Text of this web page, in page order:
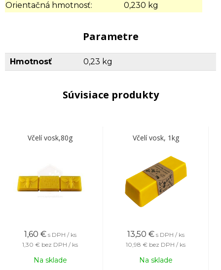
Orientačná hmotnosť:
0,230 kg
Parametre
Hmotnosť 0,23 kg
Súvisiace produkty
Včelí vosk,80g
1,60 € s DPH / ks
1,30 € bez DPH / ks
Na sklade
Včelí vosk, 1kg
13,50 € s DPH / ks
10,98 € bez DPH / ks
Na sklade